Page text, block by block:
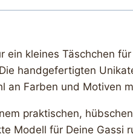
ein kleines Täschchen
handgefertigten
an Farben und Motiven
praktischen,
Modell für Deine Gassi